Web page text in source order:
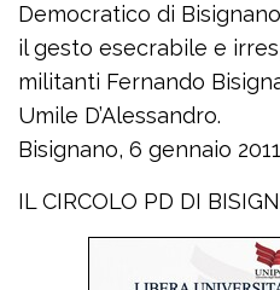
Democratico di
il gesto esecrabile e
militanti Fernando
Umile D’Alessandro.
Bisignano, 6 gennaio 2011
IL CIRCOLO PD DI